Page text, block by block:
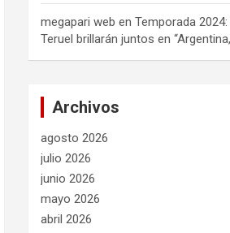
megapari web enTemporada
Teruel brillarán juntos en
Archivos
agosto 2026
julio 2026
junio 2026
mayo 2026
abril 2026